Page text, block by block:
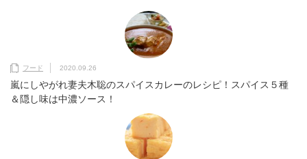
フード 2020.09.26
嵐にしやがれ妻夫木聡のスパイスカレーのレシピ！スパイス５種
＆隠し味は中濃ソース！